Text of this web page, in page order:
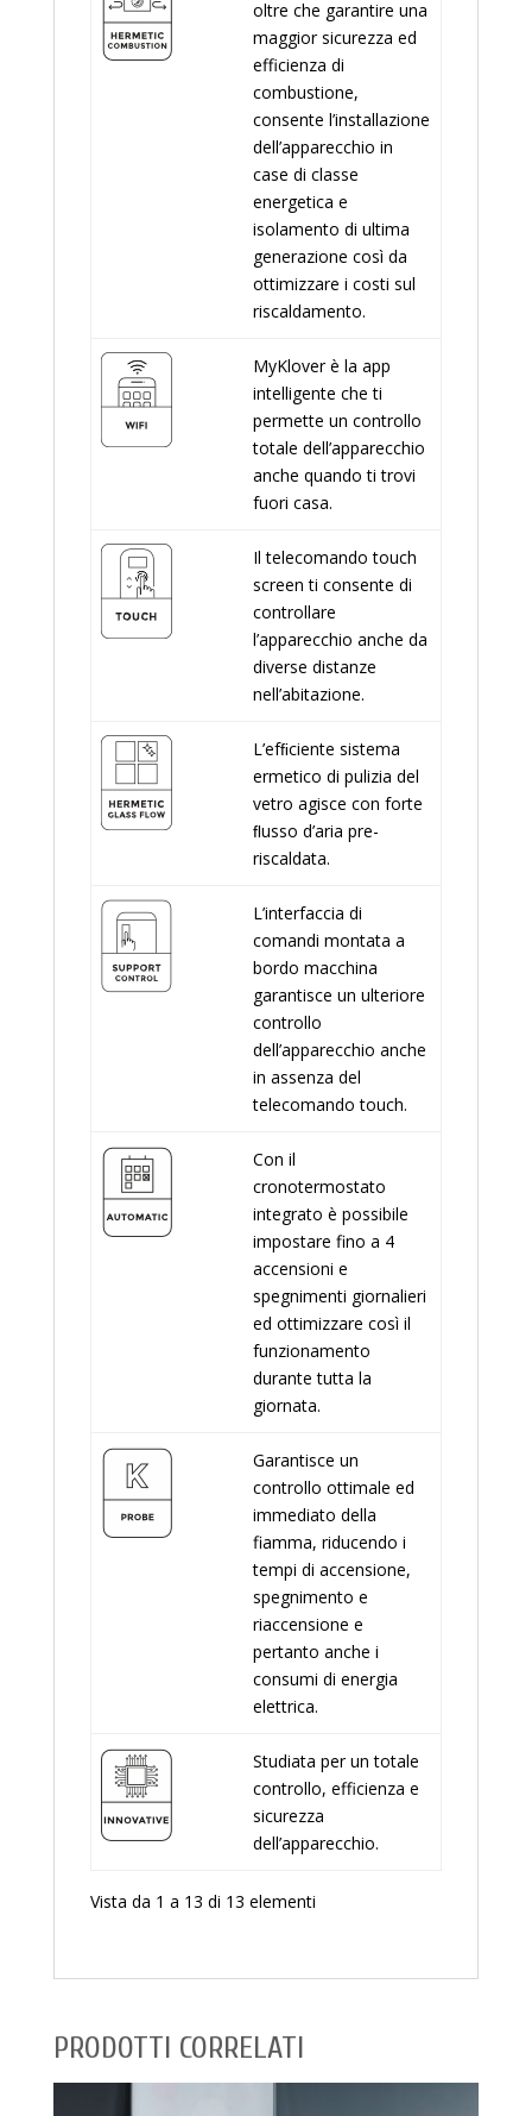
oltre che garantire una
maggior sicurezza ed
efficienza di
combustione,
consente l’installazione
dell’apparecchio in
case di classe
energetica e
isolamento di ultima
generazione così da
ottimizzare i costi sul
riscaldamento.
MyKlover è la app
intelligente che ti
permette un controllo
totale dell’apparecchio
anche quando ti trovi
fuori casa.
Il telecomando touch
screen ti consente di
controllare
l’apparecchio anche da
diverse distanze
nell’abitazione.
L’efﬁciente sistema
ermetico di pulizia del
vetro agisce con forte
ﬂusso d’aria pre-
riscaldata.
L’interfaccia di
comandi montata a
bordo macchina
garantisce un ulteriore
controllo
dell’apparecchio anche
in assenza del
telecomando touch.
Con il
cronotermostato
integrato è possibile
impostare fino a 4
accensioni e
spegnimenti giornalieri
ed ottimizzare così il
funzionamento
durante tutta la
giornata.
Garantisce un
controllo ottimale ed
immediato della
fiamma, riducendo i
tempi di accensione,
spegnimento e
riaccensione e
pertanto anche i
consumi di energia
elettrica.
Studiata per un totale
controllo, efficienza e
sicurezza
dell’apparecchio.
Vista da 1 a 13 di 13 elementi
PRODOTTI CORRELATI